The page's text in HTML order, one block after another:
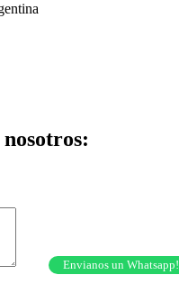
Envianos un Whatsapp!